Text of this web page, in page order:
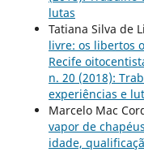
lutas
Tatiana Silva de
livre: os libertos
Recife
n. 20 (2018):
experiências e
Marcelo Mac
vapor de
idade,